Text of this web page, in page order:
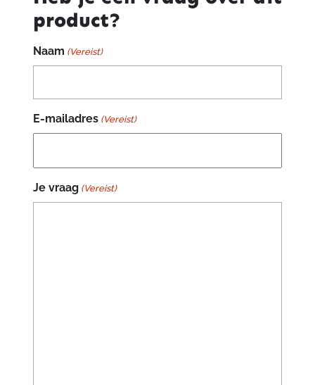
product?
Naam (Vereist)
E-mailadres (Vereist)
Je vraag (Vereist)